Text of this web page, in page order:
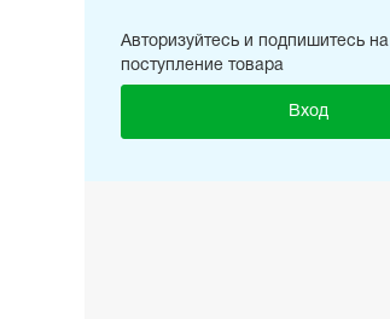
Авторизуйтесь и подпишитесь на
поступление товара
Вход